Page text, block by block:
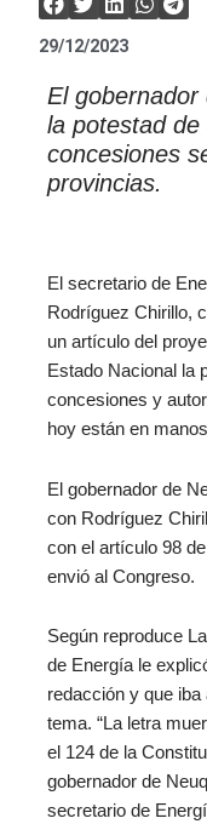
29/12/2023
El
la potestad
concesiones
provincias.
El secretario de
Rodríguez Chirillo,
un artículo del
Estado Nacional la
concesiones y
hoy están en
El gobernador de
con Rodríguez
con el artículo 98
envió al Congreso.
Según reproduce
de Energía le
redacción y que iba
tema. “La letra
el 124 de la
gobernador de
secretario de